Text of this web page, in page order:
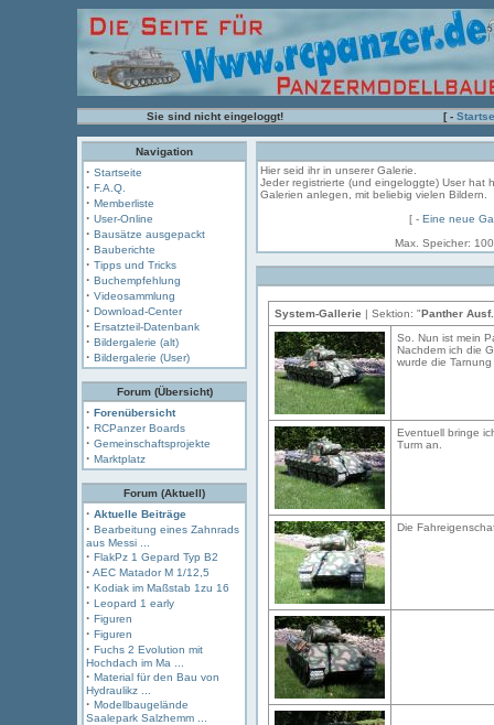
Sie sind nicht eingeloggt! [ -
Navigation
· Startseite
· F.A.Q.
· Memberliste
· User-Online
· Bausätze ausgepackt
· Bauberichte
· Tipps und Tricks
· Buchempfehlung
· Videosammlung
· Download-Center
· Ersatzteil-Datenbank
· Bildergalerie (alt)
· Bildergalerie (User)
Forum (Übersicht)
· Forenübersicht
· RCPanzer Boards
· Gemeinschaftsprojekte
· Marktplatz
Forum (Aktuell)
· Aktuelle Beiträge
· Bearbeitung eines Zahnrads
aus Messi ...
· FlakPz 1 Gepard Typ B2
· AEC Matador M 1/12,5
· Kodiak im Maßstab 1zu 16
· Leopard 1 early
· Figuren
· Figuren
· Fuchs 2 Evolution mit
Hochdach im Ma ...
· Material für den Bau von
Hydraulikz ...
· Modellbaugelände
Saalepark Salzhemm ...
Hier seid ihr in unserer Galerie.
Jeder registrierte (und eingeloggte) User hat
Galerien anlegen, mit beliebig vielen Bildern.
[ - Eine neue
Max. Speicher:
System-Gallerie | Sektion: "Panther
So. Nun ist mein
Nachdem ich die
wurde die
Eventuell bringe
Turm an.
Die